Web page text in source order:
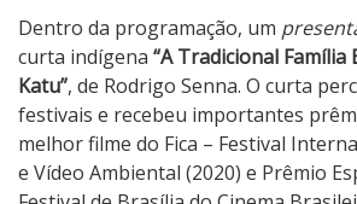
Dentro da programação, um
curta indígena “A Tradicional Família
Katu”, de Rodrigo Senna. O curta
festivais e recebeu importantes
melhor filme do Fica – Festival
e Vídeo Ambiental (2020) e Prêmio